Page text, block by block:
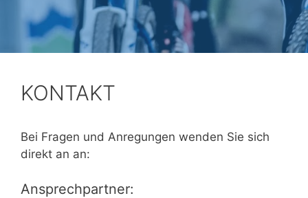
KONTAKT
Bei Fragen und Anregungen wenden Sie sich
direkt an an:
Ansprechpartner: